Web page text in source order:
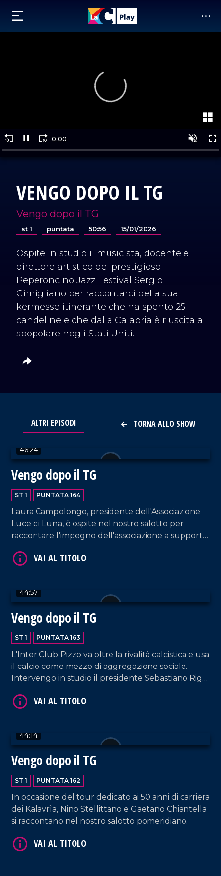
VENGO DOPO IL TG
Vengo dopo il TG
st 1 puntata 50:56 15/01/2026
Ospite in studio il musicista, docente e
direttore artistico del prestigioso
Peperoncino Jazz Festival Sergio
Gimigliano per raccontarci della sua
kermesse itinerante che ha spento 25
candeline e che dalla Calabria è riuscita a
spopolare negli Stati Uniti.
TORNA ALLO SHOW
ALTRI EPISODI
46:24
Vengo dopo il TG
ST 1 PUNTATA 164
Laura Campolongo, presidente dell'Associazione
Luce di Luna, è ospite nel nostro salotto per
raccontare l'impegno dell'associazione a supporto
genetiche rare, tra cui il progetto "Ospedali
fondatore del progetto.
VAI AL TITOLO
44:57
Vengo dopo il TG
ST 1 PUNTATA 163
L'Inter Club Pizzo va oltre la rivalità calcistica e usa
il calcio come mezzo di aggregazione sociale.
Intervengo in studio il presidente Sebastiano Riga
settore dei bambini.
VAI AL TITOLO
44:14
Vengo dopo il TG
ST 1 PUNTATA 162
In occasione del tour dedicato ai 50 anni di carriera
dei Kalavrìa, Nino Stellittano e Gaetano Chiantella
si raccontano nel nostro salotto pomeridiano.
VAI AL TITOLO
VAI AL TITOLO